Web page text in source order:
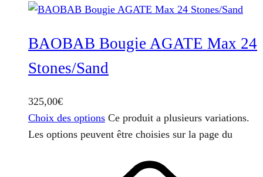
BAOBAB Bougie AGATE Max 24
Stones/Sand
325,00€
Choix des options Ce produit a plusieurs variations.
Les options peuvent être choisies sur la page du